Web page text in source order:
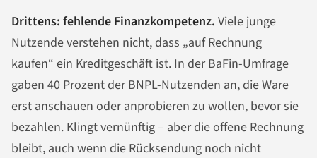
Drittens: fehlende Finanzkompetenz. Viele junge
Nutzende verstehen nicht, dass „auf Rechnung
kaufen“ ein Kreditgeschäft ist. In der BaFin-Umfrage
gaben 40 Prozent der BNPL-Nutzenden an, die Ware
erst anschauen oder anprobieren zu wollen, bevor sie
bezahlen. Klingt vernünftig – aber die offene Rechnung
bleibt, auch wenn die Rücksendung noch nicht